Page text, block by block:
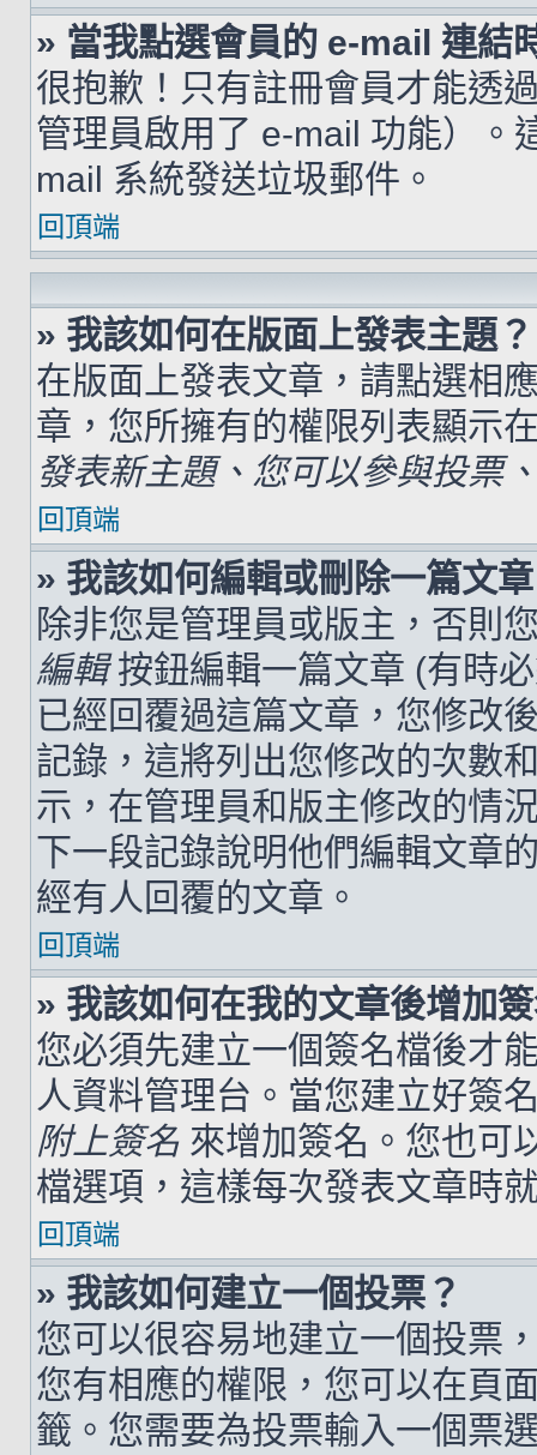
» 當我點選會員的 e-mail 連結
很抱歉！只有註冊會員才能透
管理員啟用了 e-mail 功能）。
mail 系統發送垃圾郵件。
回頂端
» 我該如何在版面上發表主題？
在版面上發表文章，請點選相
章，您所擁有的權限列表顯示
發表新主題、您可以參與投票
回頂端
» 我該如何編輯或刪除一篇文
除非您是管理員或版主，否則
編輯按鈕編輯一篇文章 (有時
已經回覆過這篇文章，您修改
記錄，這將列出您修改的次數
示，在管理員和版主修改的情
下一段記錄說明他們編輯文章
經有人回覆的文章。
回頂端
» 我該如何在我的文章後增加
您必須先建立一個簽名檔後才
人資料管理台。當您建立好簽
附上簽名 來增加簽名。您也可
檔選項，這樣每次發表文章時
回頂端
» 我該如何建立一個投票？
您可以很容易地建立一個投票
您有相應的權限，您可以在頁
籤。您需要為投票輸入一個票